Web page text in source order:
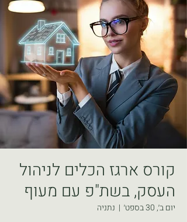
קורס ארגז הכלים לניהול
העסק, בשת"פ עם מעוף
יום ב׳, 30 בספט׳
  |
נתניה